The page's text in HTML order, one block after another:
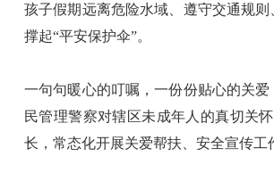
孩子假期远离危险水域、遵守交通规
撑起“平安保护伞”。
一句句暖心的叮嘱，一份份贴心的关
民管理警察对辖区未成年人的真切关
长，常态化开展关爱帮扶、安全宣传